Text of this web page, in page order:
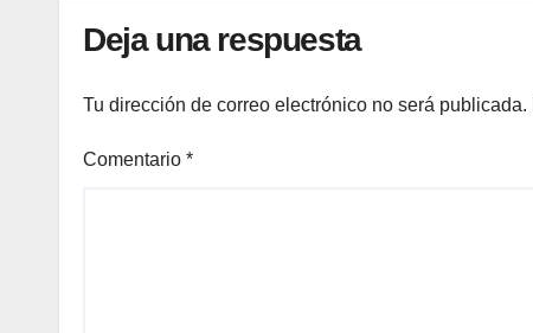
Deja una respuesta
Tu dirección de correo electrónico no será publicada.
Comentario *